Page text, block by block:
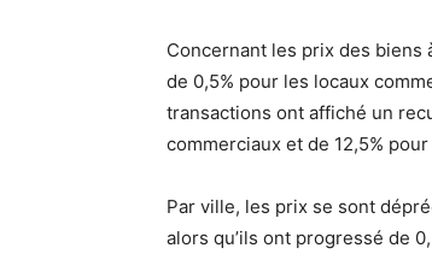
Concernant les prix des biens
de 0,5% pour les locaux
transactions ont affiché un
commerciaux et de 12,5%
Par ville, les prix se sont
alors qu’ils ont progressé de